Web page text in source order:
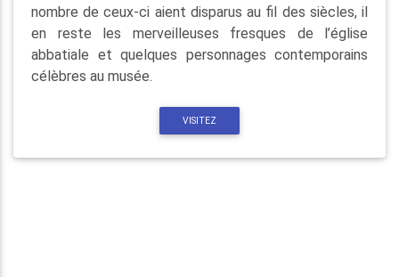
nombre de ceux-ci aient disparus au fil des siècles, il
en reste les merveilleuses fresques de l’église
abbatiale et quelques personnages contemporains
célèbres au musée.
VISITEZ